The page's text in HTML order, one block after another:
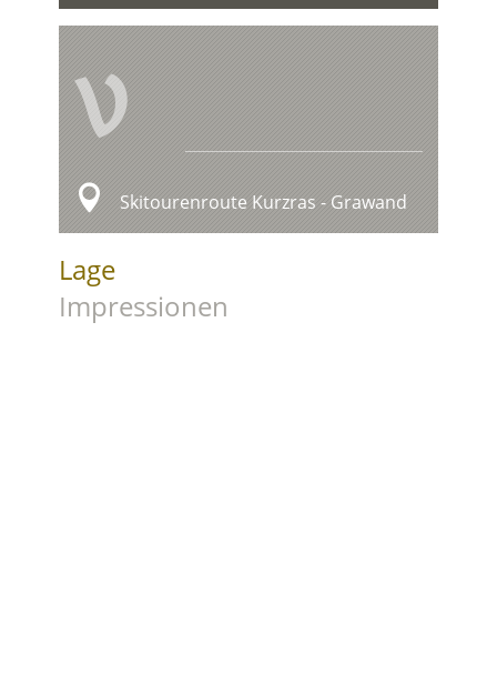
V
Skitourenroute Kurzras - Grawand
Lage
Impressionen